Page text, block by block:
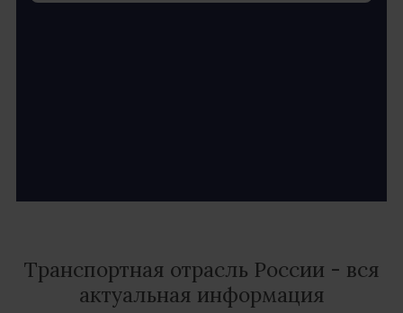
Транспортная отрасль России - вся
актуальная информация